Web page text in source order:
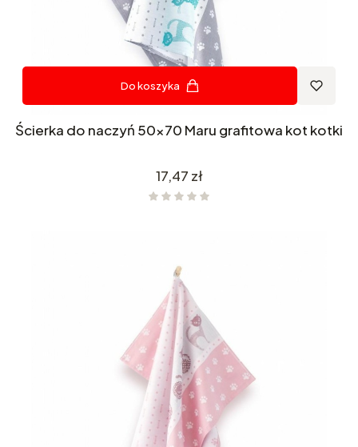
Do koszyka
Ścierka do naczyń 50x70 Maru grafitowa kot kotki
Cena
17,47 zł